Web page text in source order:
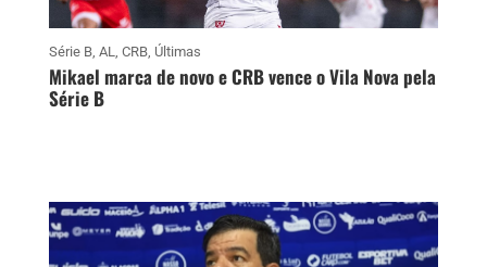
Série B, AL, CRB, Últimas
Mikael marca de novo e CRB vence o Vila Nova pela
Série B